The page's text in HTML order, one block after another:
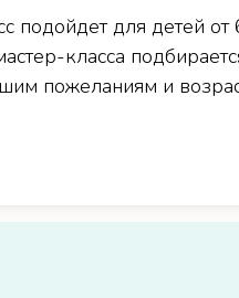
подойдет для детей от
класса
пожеланиям и